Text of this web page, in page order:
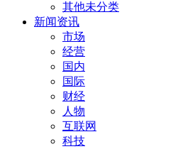
其他未分类
新闻资讯
市场
经营
国内
国际
财经
人物
互联网
科技